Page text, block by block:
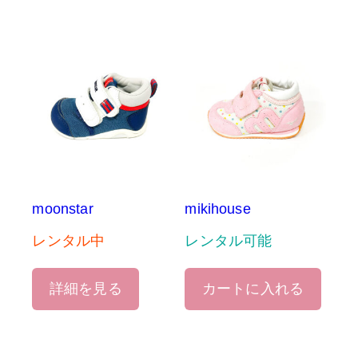
moonstar
レンタル中
詳細を見る
mikihouse
レンタル可能
カートに入れる